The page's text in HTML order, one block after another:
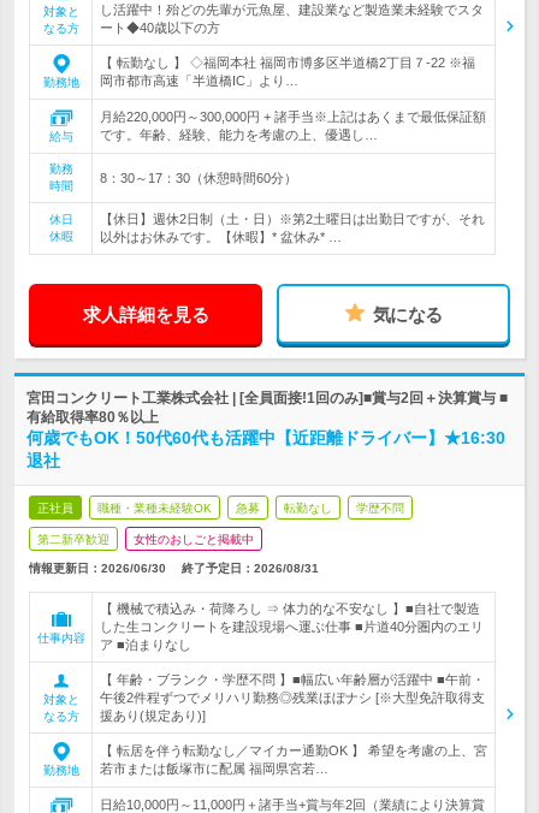
対象と
なる方
し活躍中！殆どの先輩が元魚屋、建設業など製造業未経験でスタ
ート◆40歳以下の方
勤務地
【 転勤なし 】 ◇福岡本社 福岡市博多区半道橋2丁目７-22 ※福
岡市都市高速「半道橋IC」より…
給与
月給220,000円～300,000円 + 諸手当※上記はあくまで最低保証額
です。年齢、経験、能力を考慮の上、優遇し…
勤務
時間
8：30～17：30（休憩時間60分）
休日
休暇
【休日】週休2日制（土・日）※第2土曜日は出勤日ですが、それ
以外はお休みです。【休暇】* 盆休み* …
求人詳細を見る 気になる
宮田コンクリート工業株式会社 | [全員面接!1回のみ]■賞与2回＋決算賞与 ■
有給取得率80％以上
何歳でもOK！50代60代も活躍中【近距離ドライバー】★16:30
退社
正社員 職種・業種未経験OK 急募 転勤なし 学歴不問
第二新卒歓迎 女性のおしごと掲載中
情報更新日：2026/06/30 終了予定日： 2026/08/31
仕事内容
【 機械で積込み・荷降ろし ⇒ 体力的な不安なし 】■自社で製造
した生コンクリートを建設現場へ運ぶ仕事 ■片道40分圏内のエリ
ア ■泊まりなし
対象と
なる方
【 年齢・ブランク・学歴不問 】■幅広い年齢層が活躍中 ■午前・
午後2件程ずつでメリハリ勤務◎残業ほぼナシ [※大型免許取得支
援あり(規定あり)]
勤務地
【 転居を伴う転勤なし／マイカー通勤OK 】 希望を考慮の上、宮
若市または飯塚市に配属 福岡県宮若…
日給10,000円～11,000円＋諸手当+賞与年2回（業績により決算賞